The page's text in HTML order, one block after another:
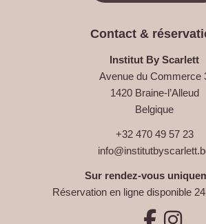
Contact &
Institut By Scarlett
Avenue du Commerce
1420 Braine-l’Alleud
Belgique
+32 470 49 57 23
Sur rendez-vous
Réservation en ligne disponible